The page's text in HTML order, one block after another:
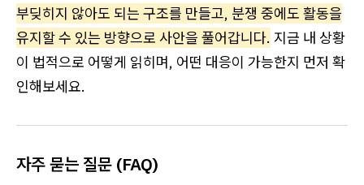
부딪히지 않아도 되는 구조를 만들고, 분쟁 중에도 활동을
유지할 수 있는 방향으로 사안을 풀어갑니다. 지금 내 상황
이 법적으로 어떻게 읽히며, 어떤 대응이 가능한지 먼저 확
인해보세요.
자주 묻는 질문 (FAQ)